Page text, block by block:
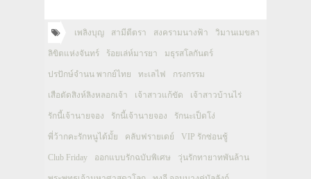
เพลิงบุญ สามีตีตรา สงครามนางฟ้า วิมานเมขลา
ลิขิตแห่งจันทร์ ร้อยเล่ห์มารยา มธุรสโลกันตร์
ปรปักษ์จำนน พากย์ไทย ทะเลไฟ กรงกรรม
เสือตัดสิงห์ลิงหลอกเจ้า เจ้าสาวแก้ขัด เจ้าสาวบ้านไร่
รักนี้เจ้านายจอง รักนี้เจ้านายจอง รักนะเป็ดโง่
พี่ว้ากคะรักหนูได้มั้ย คลับฟรายเดย์ VIP รักซ่อนชู้
Club Friday ออกแบบรักฉบับพิเศษ วุ่นรักทายาทพันล้าน